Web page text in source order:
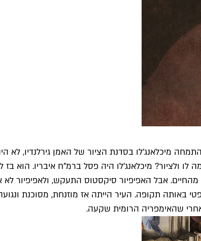
מיכלאנג'לו בסדנת הציור של האמן גירלנדיו, לא
ולציור? מיכלאנג'לו היה פסל ברמ"ח איבריו. הוא
אבל האפיפיור סיקסטוס התעקש, ולאפיפיור לא
באותה תקופה. העיר הייתה אז מוזנחת, מסוכנת
שהאימפריה הרומית שקעה.